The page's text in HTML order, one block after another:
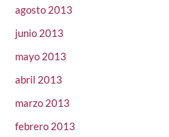
agosto 2013
junio 2013
mayo 2013
abril 2013
marzo 2013
febrero 2013